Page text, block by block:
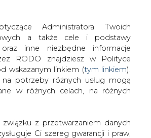
Administratora Twoich
a także cele i podstawy
oraz inne niezbędne informacje
RODO znajdziesz w Polityce
wskazanym linkiem (tym linkiem).
na potrzeby różnych usług mogą
w różnych celach, na różnych
z przetwarzaniem danych
Ci szereg gwarancji i praw,
skomentuj
udostępnij:
otrzymał 150 mln zł
Bank Polska